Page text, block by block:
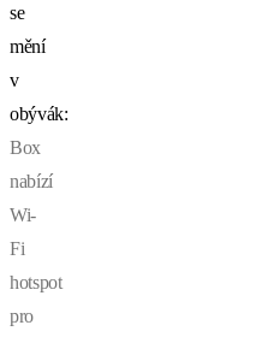
se
mění
v
obývák:
Box
nabízí
Wi-
Fi
hotspot
pro